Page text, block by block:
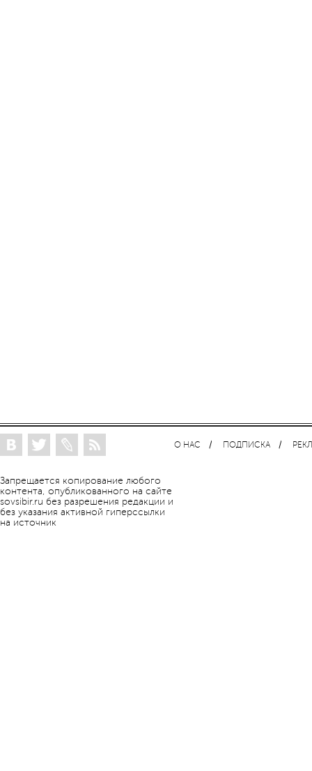
Запрещается копирование любого
контента, опубликованного на сайте
sovsibir.ru без разрешения редакции и
без указания активной гиперссылки
на источник
О НАС ПОДПИСКА